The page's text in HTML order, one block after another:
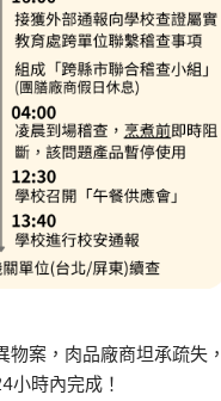
物案，肉品廠商坦承疏失
小時內完成！